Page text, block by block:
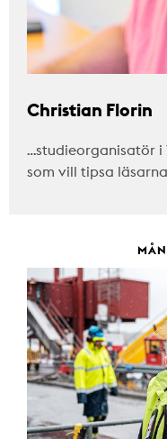
Christian Florin
…studieorganisatör i
som vill tipsa